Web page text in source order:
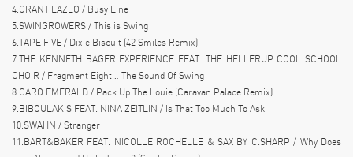
4.GRANT LAZLO / Busy Line
5.SWINGROWERS / This is Swing
6.TAPE FIVE / Dixie Biscuit (42 Smiles Remix)
7.THE KENNETH BAGER EXPERIENCE FEAT. THE HELLERUP COOL SCHOOL
CHOIR / Fragment Eight… The Sound Of Swing
8.CARO EMERALD / Pack Up The Louie (Caravan Palace Remix)
9.BIBOULAKIS FEAT. NINA ZEITLIN / Is That Too Much To Ask
10.SWAHN / Stranger
11.BART&BAKER FEAT. NICOLLE ROCHELLE & SAX BY C.SHARP / Why Does